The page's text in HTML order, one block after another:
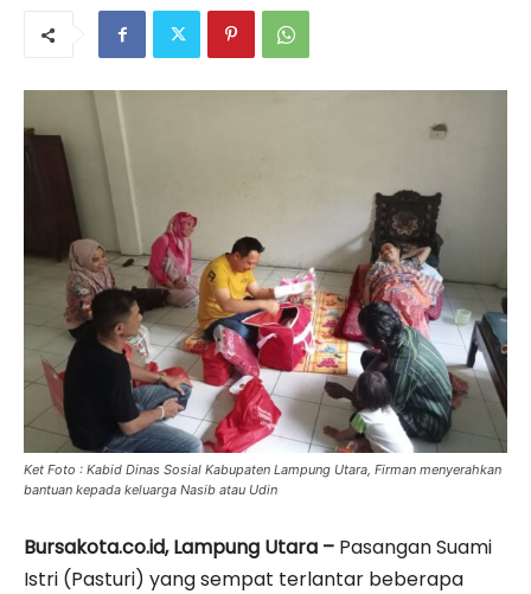
Ket Foto : Kabid Dinas Sosial Kabupaten Lampung Utara, Firman menyerahkan
bantuan kepada keluarga Nasib atau Udin
Bursakota.co.id, Lampung Utara – Pasangan Suami
Istri (Pasturi) yang sempat terlantar beberapa